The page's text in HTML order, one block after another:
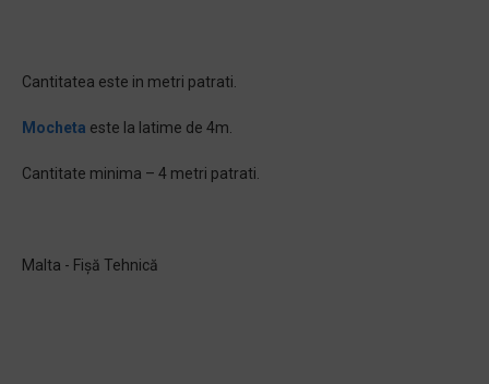
Cantitatea este in metri patrati.
Mocheta este la latime de 4m.
Cantitate minima – 4 metri patrati.
Malta - Fișă Tehnică